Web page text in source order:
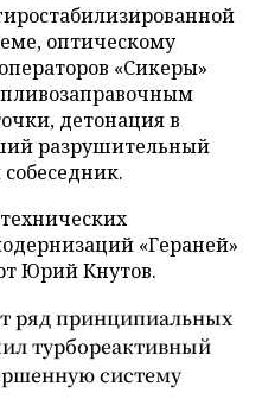
оптическому
«Сикеры»
детонация в
разрушительный
«Гераней»
Юрий Кнутов.
ряд принципиальных
турбореактивный
систему